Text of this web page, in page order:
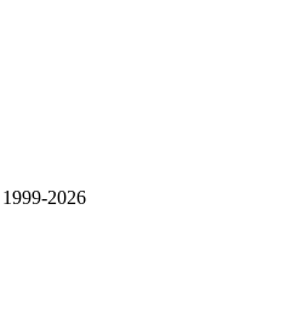
2026